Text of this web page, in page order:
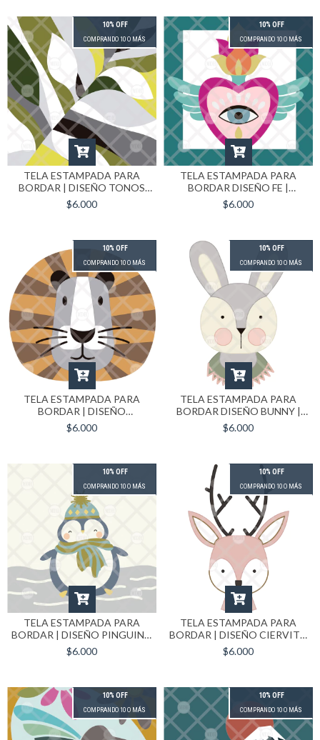
10% OFF
COMPRANDO 10 O MÁS
TELA ESTAMPADA PARA
BORDAR | DISEÑO TONOS
VERDES FORMATO 30X30 CM
$6.000
10% OFF
COMPRANDO 10 O MÁS
TELA ESTAMPADA PARA
BORDAR DISEÑO FE |
FORMATO 30X30
$6.000
10% OFF
COMPRANDO 10 O MÁS
TELA ESTAMPADA PARA
BORDAR | DISEÑO
MADAGASCAR | FORMATO
30X30
$6.000
10% OFF
COMPRANDO 10 O MÁS
TELA ESTAMPADA PARA
BORDAR DISEÑO BUNNY |
FORMATO 30X30 CM
$6.000
10% OFF
COMPRANDO 10 O MÁS
TELA ESTAMPADA PARA
BORDAR | DISEÑO PINGUINO
| FORMATO 30X30
$6.000
10% OFF
COMPRANDO 10 O MÁS
TELA ESTAMPADA PARA
BORDAR | DISEÑO CIERVITO
| FORMATO 30X30 CM
$6.000
10% OFF
COMPRANDO 10 O MÁS
10% OFF
COMPRANDO 10 O MÁS